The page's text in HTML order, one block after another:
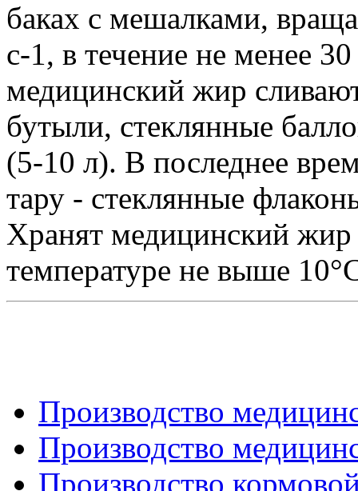
баках с мешалками,
с-1, в течение не менее
медицинский жир
бутыли, стеклянные
(5-10 л). В последнее
тару - стеклянные
Хранят медицинский
температуре не выше
Производство
Производство
Производство